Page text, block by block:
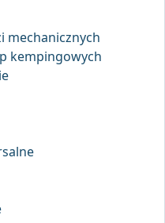
mechanicznych
kempingowych